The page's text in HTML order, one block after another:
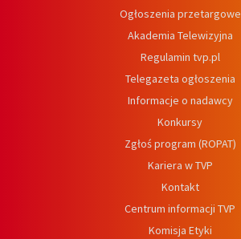
Ogłoszenia przetargowe
Akademia Telewizyjna
Regulamin tvp.pl
Telegazeta ogłoszenia
Informacje o nadawcy
Konkursy
Zgłoś program (ROPAT)
Kariera w TVP
Kontakt
Centrum informacji TVP
Komisja Etyki